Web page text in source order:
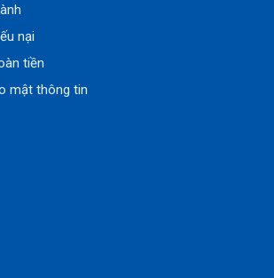
nại
tiền
mật thông tin